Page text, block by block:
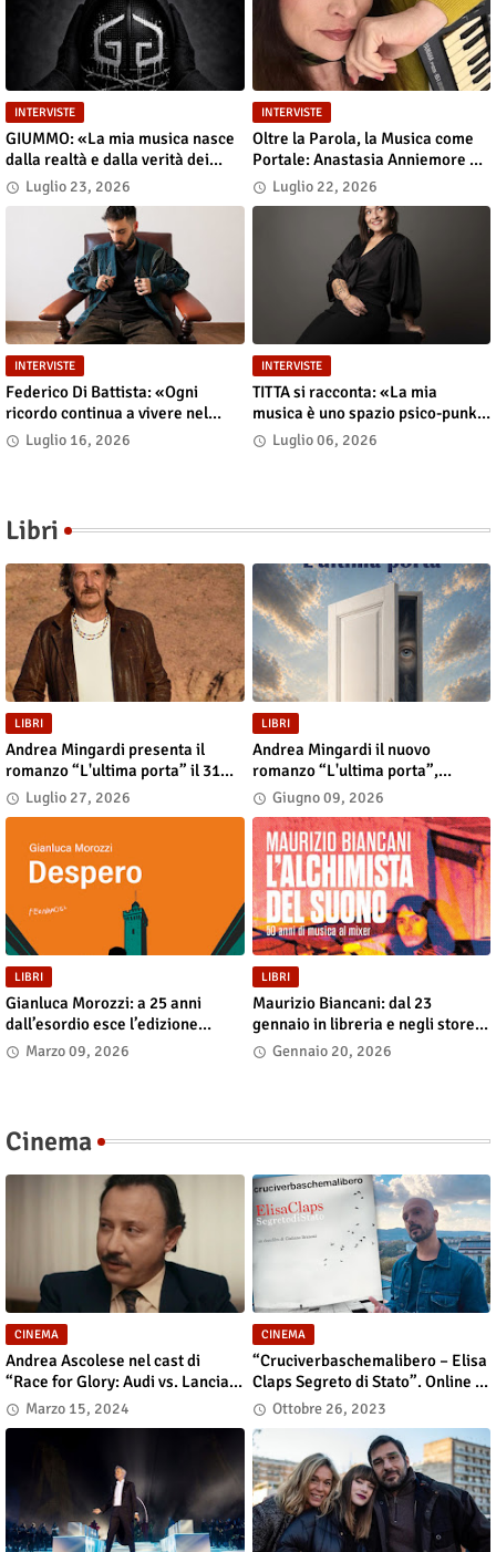
INTERVISTE
GIUMMO: «La mia musica nasce
dalla realtà e dalla verità dei
contenuti»
Luglio 23, 2026
INTERVISTE
Oltre la Parola, la Musica come
Portale: Anastasia Anniemore 24
si Racconta tra Poesia,
Produzione e Nuove Visioni
Luglio 22, 2026
INTERVISTE
Federico Di Battista: «Ogni
ricordo continua a vivere nel
presente»
Luglio 16, 2026
INTERVISTE
TITTA si racconta: «La mia
musica è uno spazio psico-punk
in cui il corpo incarna le storie»
Luglio 06, 2026
Libri
LIBRI
Andrea Mingardi presenta il
romanzo “L'ultima porta” il 31
luglio alla Fiera di San Lazzaro
Luglio 27, 2026
LIBRI
Andrea Mingardi il nuovo
romanzo “L'ultima porta”,
disponibile in libreria e negli
store digitali
Giugno 09, 2026
LIBRI
Gianluca Morozzi: a 25 anni
dall’esordio esce l’edizione
definitiva di “Despero”, dal 13
Marzo 09, 2026
LIBRI
Maurizio Biancani: dal 23
gennaio in libreria e negli store
digitali “L’alchimista del suono.
Gennaio 20, 2026
Cinema
CINEMA
Andrea Ascolese nel cast di
“Race for Glory: Audi vs. Lancia”
al cinema dal 14 marzo
Marzo 15, 2024
CINEMA
“Cruciverbaschemalibero – Elisa
Claps Segreto di Stato”. Online il
docu-film
Ottobre 26, 2023